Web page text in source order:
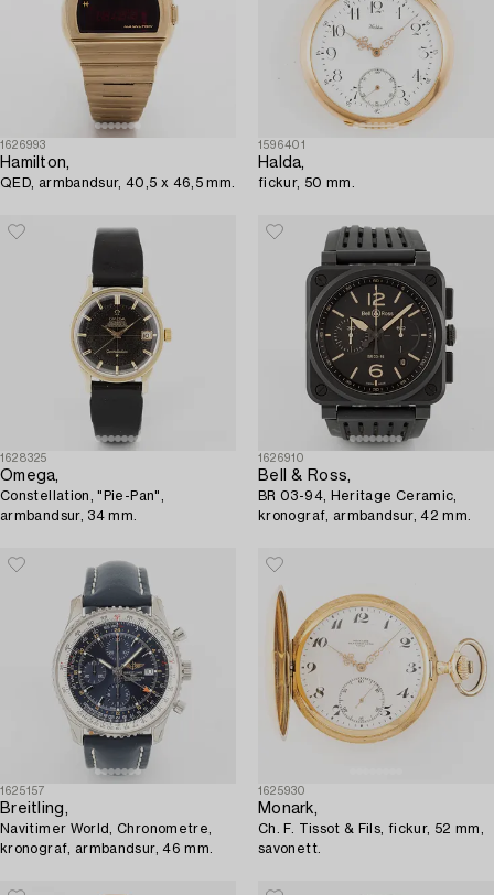
1626993
Hamilton,
QED, armbandsur, 40,5 x 46,5 mm.
1596401
Halda,
fickur, 50 mm.
1628325
Omega,
Constellation, "Pie-Pan",
armbandsur, 34 mm.
1626910
Bell & Ross,
BR 03-94, Heritage Ceramic,
kronograf, armbandsur, 42 mm.
1625157
Breitling,
Navitimer World, Chronometre,
kronograf, armbandsur, 46 mm.
1625930
Monark,
Ch. F. Tissot & Fils, fickur, 52 mm,
savonett.